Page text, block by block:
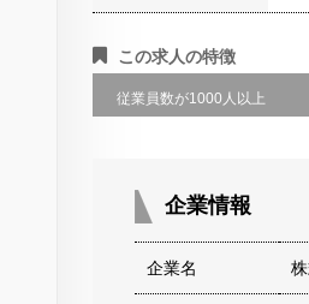
この求人の特徴
従業員数が1000人以上
企業情報
企業名